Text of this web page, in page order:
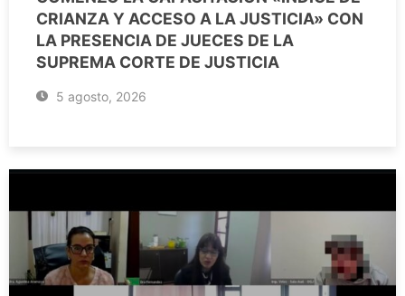
CRIANZA Y ACCESO A LA JUSTICIA» CON
LA PRESENCIA DE JUECES DE LA
SUPREMA CORTE DE JUSTICIA
5 agosto, 2026